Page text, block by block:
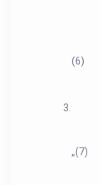
(6)
3.
„(7)